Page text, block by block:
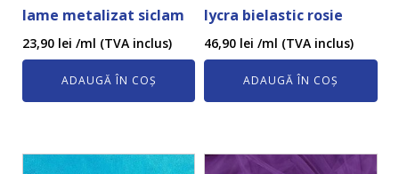
lame metalizat siclam
23,90 lei /ml (TVA inclus)
ADAUGĂ ÎN COȘ
lycra bielastic rosie
46,90 lei /ml (TVA inclus)
ADAUGĂ ÎN COȘ